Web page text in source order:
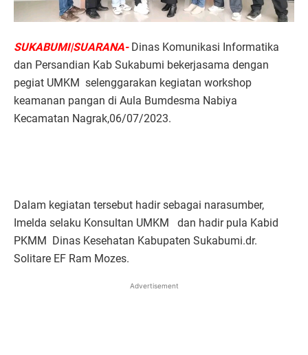
SUKABUMI|SUARANA- Dinas Komunikasi Informatika
dan Persandian Kab Sukabumi bekerjasama dengan
pegiat UMKM selenggarakan kegiatan workshop
keamanan pangan di Aula Bumdesma Nabiya
Kecamatan Nagrak,06/07/2023.
Dalam kegiatan tersebut hadir sebagai narasumber,
Imelda selaku Konsultan UMKM dan hadir pula Kabid
PKMM Dinas Kesehatan Kabupaten Sukabumi.dr.
Solitare EF Ram Mozes.
Advertisement